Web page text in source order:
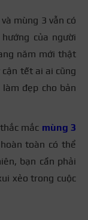
mùng 3 vẫn có
của người
năm mới thật
cận tết ai ai cũng
đẹp cho bản
mắc mùng 3
toàn có thể
bạn cần phải
xẻo trong cuộc